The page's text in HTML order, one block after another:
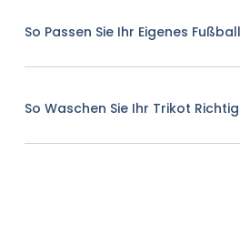
So Passen Sie Ihr Eigenes
So Waschen Sie Ihr Trikot